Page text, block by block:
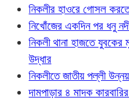
নিকলীর হাওরে গোসল
নিখোঁজের একদিন পর ধনু
নিকলী থানা হাজতে
উদ্ধার
নিকলীতে জাতীয় পল্লী
দামপাড়ার ৪ মাদক